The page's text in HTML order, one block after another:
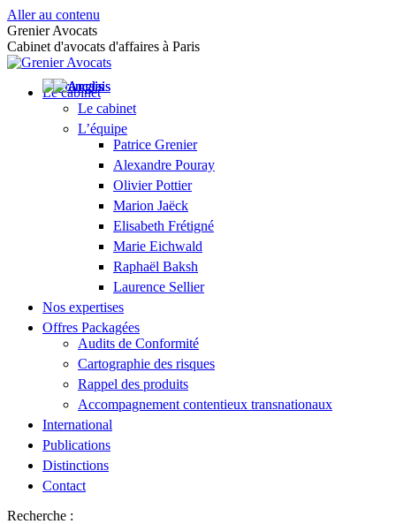
Aller au contenu
Grenier Avocats
Cabinet d'avocats d'affaires à Paris
Le cabinet
Le cabinet
L’équipe
Patrice Grenier
Alexandre Pouray
Olivier Pottier
Marion Jaëck
Elisabeth Frétigné
Marie Eichwald
Raphaël Baksh
Laurence Sellier
Nos expertises
Offres Packagées
Audits de Conformité
Cartographie des risques
Rappel des produits
Accompagnement contentieux transnationaux
International
Publications
Distinctions
Contact
Recherche :